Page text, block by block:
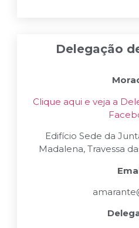
Delegação
Clique aqui e veja a
Edifício Sede da
Madalena, Travessa